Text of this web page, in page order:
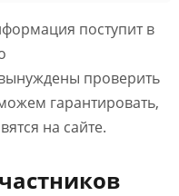
поступит в
проверить
гарантировать,
на сайте.